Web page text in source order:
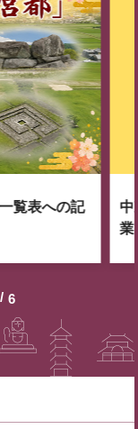
6
覧表への記
中
業